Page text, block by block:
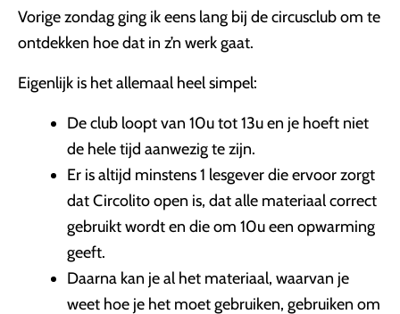
Vorige zondag ging ik eens lang bij de circusclub om te
ontdekken hoe dat in z’n werk gaat.
Eigenlijk is het allemaal heel simpel:
De club loopt van 10u tot 13u en je hoeft niet
de hele tijd aanwezig te zijn.
Er is altijd minstens 1 lesgever die ervoor zorgt
dat Circolito open is, dat alle materiaal correct
gebruikt wordt en die om 10u een opwarming
geeft.
Daarna kan je al het materiaal, waarvan je
weet hoe je het moet gebruiken, gebruiken om